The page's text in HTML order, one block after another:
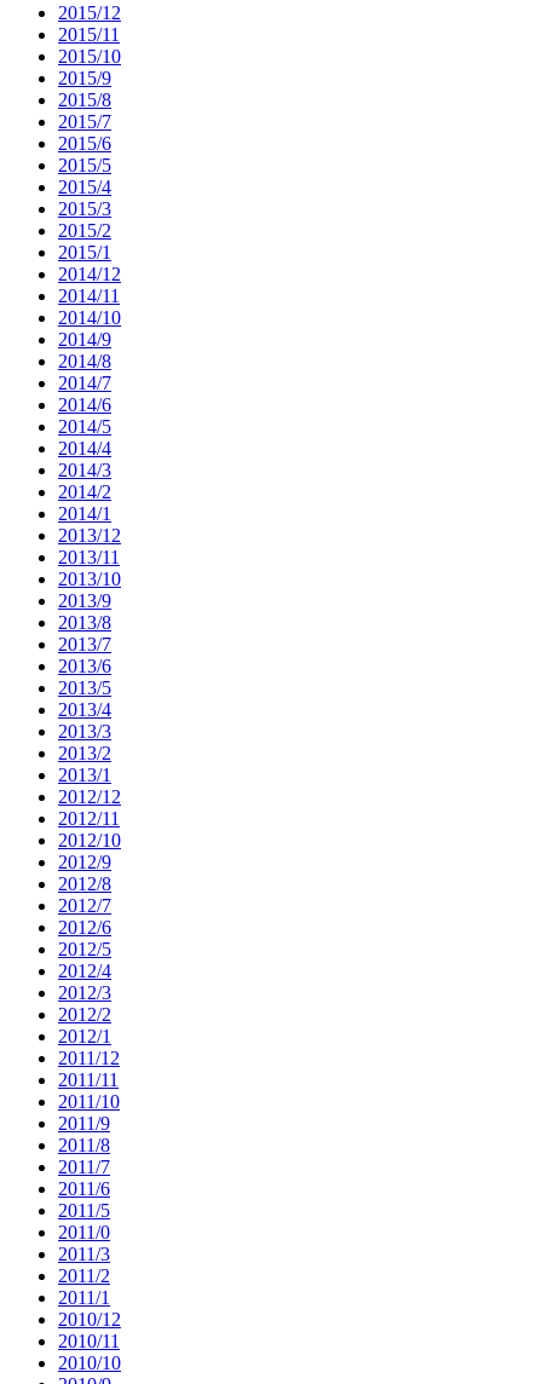
2015/12
2015/11
2015/10
2015/9
2015/8
2015/7
2015/6
2015/5
2015/4
2015/3
2015/2
2015/1
2014/12
2014/11
2014/10
2014/9
2014/8
2014/7
2014/6
2014/5
2014/4
2014/3
2014/2
2014/1
2013/12
2013/11
2013/10
2013/9
2013/8
2013/7
2013/6
2013/5
2013/4
2013/3
2013/2
2013/1
2012/12
2012/11
2012/10
2012/9
2012/8
2012/7
2012/6
2012/5
2012/4
2012/3
2012/2
2012/1
2011/12
2011/11
2011/10
2011/9
2011/8
2011/7
2011/6
2011/5
2011/0
2011/3
2011/2
2011/1
2010/12
2010/11
2010/10